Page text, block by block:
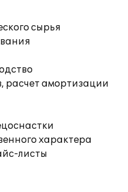
сырья
расчет амортизации
характера
листы